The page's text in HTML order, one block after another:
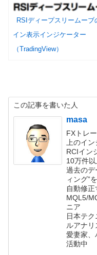
RSIディープスリームーブ
イン表示インジケーター
（TradingView）
この記事を書いた人
masa
FXトレ
上のイ
RCIイン
10万件以
過去のデ
ィング”
自動修正
MQL5/
ニア
日本テ
ルアナリ
愛妻家、
活動中